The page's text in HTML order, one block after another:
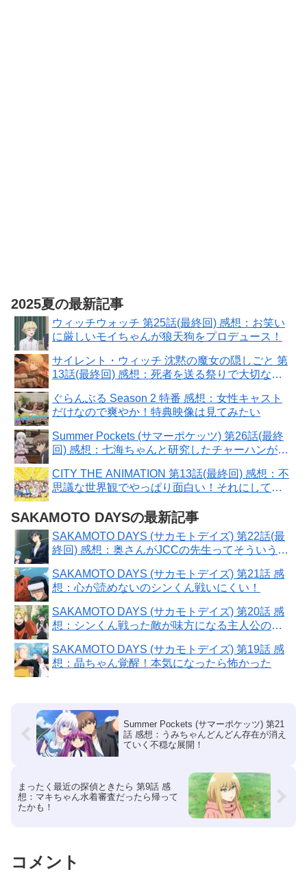
2025夏の最新記事
ウィッチウォッチ 第25話(最終回) 感想：お笑い
に厳しいモイちゃんが狼天狗をプロデュース！
サイレント・ウィッチ 沈黙の魔女の隠しごと 第
13話(最終回) 感想：死者を送る祭りで大切な本
ぐらんぶる Season 2 特番 感想：女性キャスト
だけなので爽やか！特典映像は見てみたい
Summer Pockets (サマーポケッツ) 第26話(最終
回) 感想：七海ちゃんと研究したチャーハンが運
CITY THE ANIMATION 第13話(最終回) 感想：不
思議な世界観でやっぱり面白い！それにしても
SAKAMOTO DAYSの最新記事
SAKAMOTO DAYS (サカモトデイズ) 第22話(最
終回) 感想：奥さんがJCCの先生ってそういう事
SAKAMOTO DAYS (サカモトデイズ) 第21話 感
想：心が読めないのシンくん戦いにくい！
SAKAMOTO DAYS (サカモトデイズ) 第20話 感
想：シンくん戦った敵が味方になる主人公の風
SAKAMOTO DAYS (サカモトデイズ) 第19話 感
想：晶ちゃん覚醒！本気になったら怖かった
Summer Pockets (サマーポケッツ) 第21
話 感想：うみちゃんどんどん存在が消え
ていく不穏な展開！
まったく最近の探偵ときたら 第9話 感
想：マキちゃん水着審査だったら帰って
たかも！
コメント